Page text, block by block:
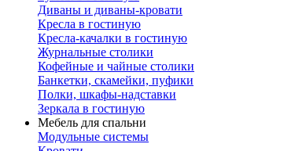
Диваны и диваны-кровати
Кресла в гостиную
Кресла-качалки в гостиную
Журнальные столики
Кофейные и чайные столики
Банкетки, скамейки, пуфики
Полки, шкафы-надставки
Зеркала в гостиную
Мебель для спальни
Модульные системы